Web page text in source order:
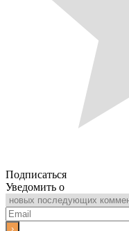
Подписаться
Уведомить о